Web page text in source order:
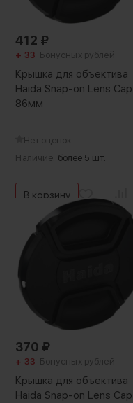
412 ₽
+ 33 Бонусных рублей
Крышка для объектива
Haida Snap-on Lens Cap
86мм
Нет оценок
Наличие: более 5 шт.
В корзину
370 ₽
+ 33 Бонусных рублей
Крышка для объектива
Haida Snap-on Lens Cap